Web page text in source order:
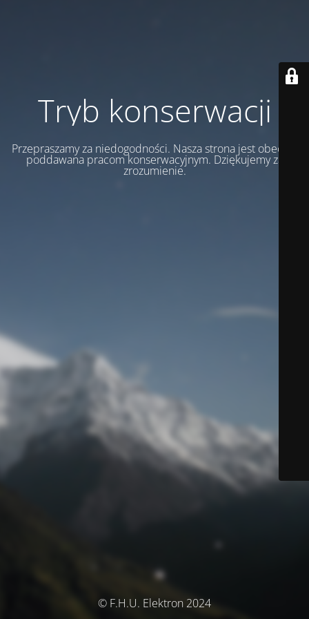
Tryb konserwacji
Przepraszamy za niedogodności. Nasza strona jest obecnie
poddawana pracom konserwacyjnym. Dziękujemy za
zrozumienie.
© F.H.U. Elektron 2024